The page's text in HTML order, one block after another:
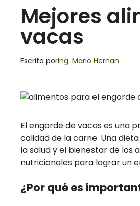
Mejores
vacas
Escrito porIng. Mario Hernan
El engorde de vacas es una
calidad de la carne. Una
la salud y el bienestar de los
nutricionales para lograr un
¿Por qué es